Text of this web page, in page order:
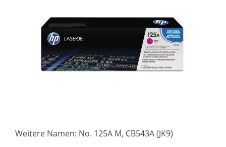
Weitere Namen: No. 125A M, CB543A (JK9)